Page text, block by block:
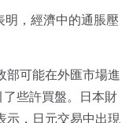
明，經濟中的通脹壓
部可能在外匯市場進
些許買盤。日本財
示，日元交易中出現